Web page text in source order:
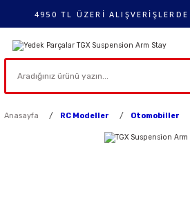
4950 TL ÜZERİ ALIŞVERİŞLERDE
Anasayfa RC Modeller Otomobiller